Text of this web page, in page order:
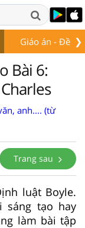
❯
Giáo án - Đề thi
Bài 6:
anh.... (từ
Trang sau
luật Boyle.
sáng tạo hay
làm bài tập